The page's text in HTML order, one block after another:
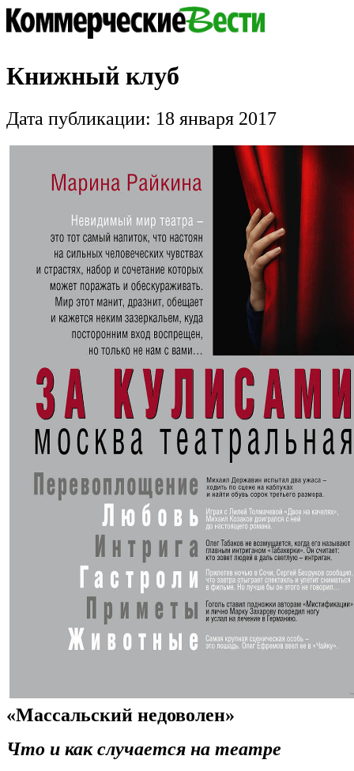
Книжный клуб
Дата публикации: 18 января 2017
«Массальский недоволен»
Что и как случается на театре